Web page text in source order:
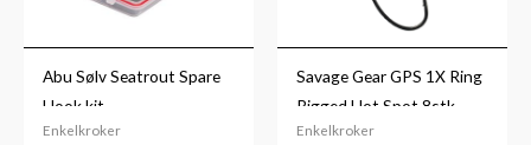
Abu Sølv Seatrout Spare
Hook kit
Enkelkroker
Savage Gear GPS 1X Ring
Rigged Hot Spot 8stk
Enkelkroker